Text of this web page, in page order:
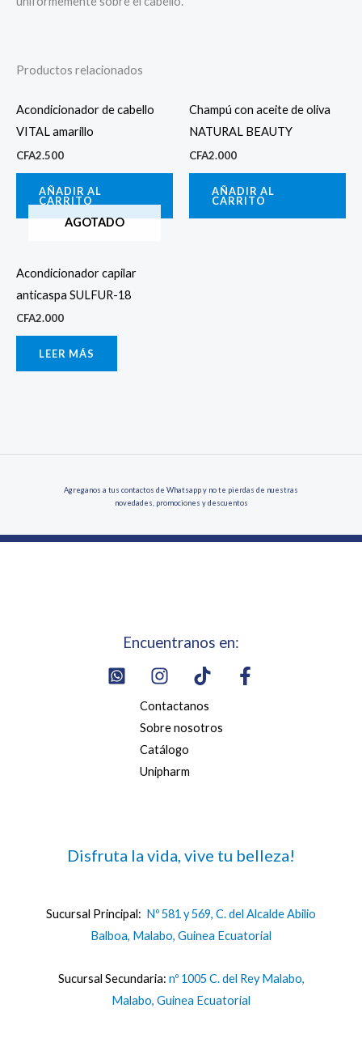
Productos relacionados
Acondicionador de cabello
VITAL amarillo
CFA2.500
AÑADIR AL
CARRITO
Champú con aceite de oliva
NATURAL BEAUTY
CFA2.000
AÑADIR AL
CARRITO
AGOTADO
Acondicionador capilar
anticaspa SULFUR-18
CFA2.000
LEER MÁS
Agreganos a tus contactos de Whatsapp y no te pierdas de nuestras
novedades, promociones y descuentos
Encuentranos en:
Contactanos
Sobre nosotros
Catálogo
Unipharm
Disfruta la vida, vive tu belleza!
Sucursal Principal: Nº 581 y 569, C. del Alcalde Abilio
Balboa, Malabo, Guinea Ecuatorial
Sucursal Secundaria: nº 1005 C. del Rey Malabo,
Malabo, Guinea Ecuatorial